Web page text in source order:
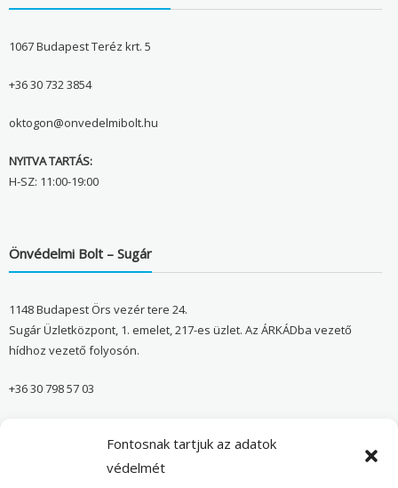
Fontosnak tartjuk az adatok
védelmét
1067 Budapest Teréz krt. 5
+36 30 732 3854
oktogon@onvedelmibolt.hu
NYITVA TARTÁS:
H-SZ: 11:00-19:00
Önvédelmi Bolt – Sugár
1148 Budapest Örs vezér tere 24.
Sugár Üzletközpont, 1. emelet, 217-es üzlet. Az ÁRKÁDba vezető
hídhoz vezető folyosón.
+36 30 798 57 03